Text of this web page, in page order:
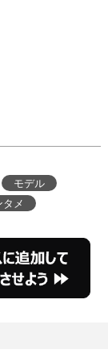
モデル
メ